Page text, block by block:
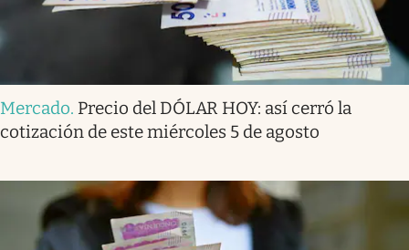
Mercado. Precio del DÓLAR HOY: así cerró la
cotización de este miércoles 5 de agosto